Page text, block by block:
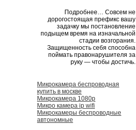
Подробнее… Совсем не
дорогостоящая префикс вашу
задачку мы постановление
подыщем время на изначальной
стадии возгорания.
Защищенность себя способна
поймать правонарушителя за
руку — чтобы достичь.
Микрокамера беспроводная
купить в москве
Микрокамера 1080p
Микро камера ip wifi
Микрокамеры беспроводные
автономные